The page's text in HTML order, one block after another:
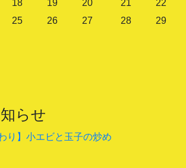
18 19 20 21
22
25 26 27 28
29
らせ
り】小エビと玉子の炒め